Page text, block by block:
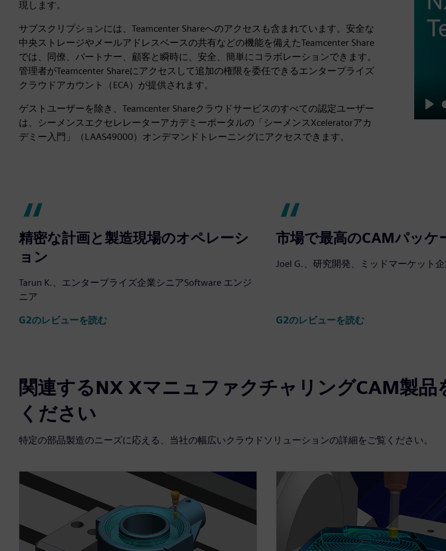
現します。
サブスクリプションには、Teamcenter Shareへのアクセスも含まれています。安全な
中央ストレージやメールアドレスベースの共有などの機能を備えたTeamcenter Share
では、同僚、パートナー、顧客と瞬時に、安全、簡単にコラボレーションできます。
管理者がTeamcenter Shareにアクセスして追加の権限を委任できるエンタープライズ
クラウドアカウント（ECA）が提供されます。
ゲストユーザーを除き、Teamcenter Shareクラウドサービスのすべての認定ユーザー
は、シーメンスエクセレレーターアカデミーポータルの「シーメンスXceleratorアカ
デミー入門」（LAAS49000）オンデマンドトレーニングにアクセスできます。
Play
精密な計画と製造現場のオペレーシ
ョン
Tarun K.、エンタープライズ企業シニアSoftware エンジ
ニア
G2のレビューを読む
市場で最高のCAMパッケ
Joel G.、研究開発、ミッドマーケット
G2のレビューを読む
関連するNX XマニュファクチャリングCAM製品
ください
特定の部品製造のニーズに応える、当社の幅広いクラウドソリューションの詳細をご覧ください。